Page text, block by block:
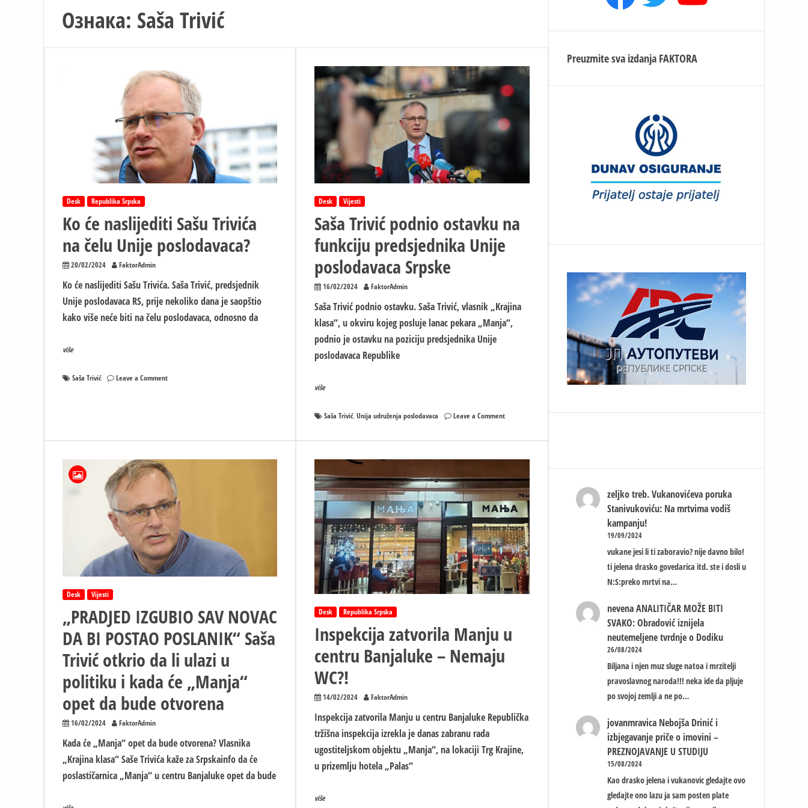
Ознака: Saša Trivić
Desk Republika Srpska
Ko će naslijediti Sašu Trivića
na čelu Unije poslodavaca?
20/02/2024 FaktorAdmin
Ko će naslijediti Sašu Trivića. Saša Trivić, predsjednik
Unije poslodavaca RS, prije nekoliko dana je saopštio
kako više neće biti na čelu poslodavaca, odnosno da
više
Saša Trivić Leave a Commenton
čelu
Unije
poslodavaca?
Desk Vijesti
Saša Trivić podnio ostavku na
funkciju predsjednika Unije
poslodavaca Srpske
16/02/2024 FaktorAdmin
Saša Trivić podnio ostavku. Saša Trivić, vlasnik „Krajina
klasa“, u okviru kojeg posluje lanac pekara „Manja“,
podnio je ostavku na poziciju predsjednika Unije
poslodavaca Republike
više
Saša Trivić,Unija udruženja poslodavaca Leave a Commenton
Trivić
na
funkciju
predsjednika
Unije
poslodavaca
Srpske
Desk Vijesti
„PRADJED IZGUBIO SAV NOVAC
DA BI POSTAO POSLANIK“ Saša
Trivić otkrio da li ulazi u
politiku i kada će „Manja“
opet da bude otvorena
16/02/2024 FaktorAdmin
Kada će „Manja“ opet da bude otvorena? Vlasnika
„Krajina klasa“ Saše Trivića kaže za Srpskainfo da će
poslastičarnica „Manja“ u centru Banjaluke opet da bude
Desk Republika Srpska
Inspekcija zatvorila Manju u
centru Banjaluke – Nemaju
WC?!
14/02/2024 FaktorAdmin
Inspekcija zatvorila Manju u centru Banjaluke Republička
tržišna inspekcija izrekla je danas zabranu rada
ugostiteljskom objektu „Manja“, na lokaciji Trg Krajine,
u prizemlju hotela „Palas“
više
Preuzmite sva izdanja FAKTORA
zeljko treb. Vukanovićeva poruka
Stanivukoviću: Na mrtvima vodiš
kampanju!
19/09/2024
vukane jesi li ti zaboravio? nije davno bilo!
ti jelena drasko govedarica itd. ste i dosli u
N:S:preko mrtvi na…
nevena ANALITIČAR MOŽE BITI
SVAKO: Obradović iznijela
neutemeljene tvrdnje o Dodiku
26/08/2024
Biljana i njen muz sluge natoa i mrzitelji
pravoslavnog naroda!!! neka ide da pljuje
po svojoj zemlji a ne po…
jovanmravica Nebojša Drinić i
izbjegavanje priče o imovini –
PREZNOJAVANJE U STUDIJU
15/08/2024
Kao drasko jelena i vukanovic gledajte ovo
gledajte ono lazu ja sam posten plate